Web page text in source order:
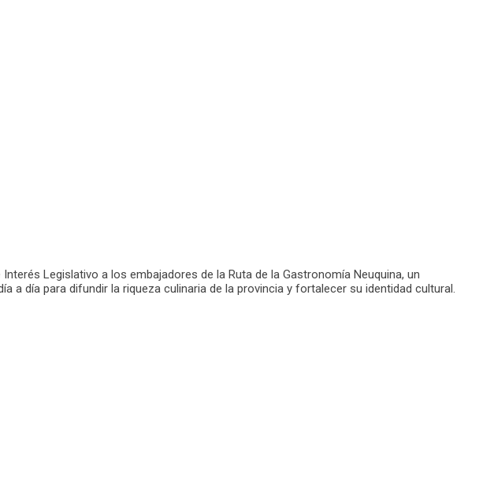
Legislativo a los embajadores de la Ruta de la Gastronomía Neuquina, un
día para difundir la riqueza culinaria de la provincia y fortalecer su identidad cultural.